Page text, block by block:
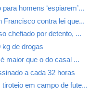
homens ‘espiarem’...
Francisco contra lei que...
chefiado por detento, ...
kg de drogas
maior que o do casal ...
a cada 32 horas
em campo de fute...